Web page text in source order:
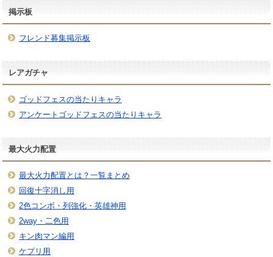
掲示板
フレンド募集掲示板
レアガチャ
ゴッドフェスの当たりキャラ
アンケートゴッドフェスの当たりキャラ
最大火力配置
最大火力配置とは？一覧まとめ
回復十字消し用
2色コンボ・列強化・英雄神用
2way・二色用
キン肉マン編用
ケプリ用